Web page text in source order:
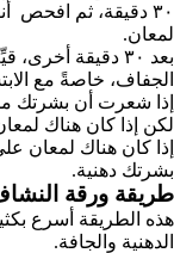
٣٠ دقيقة، ثم افحص
لمعان.
بعد ٣٠ دقيقة
الجفاف، خاصةً مع
إذا شعرت أن بشرتك
لكن إذا كان هناك
إذا كان هناك لمعان
بشرتك دهنية.
طريقة ورقة
هذه الطريقة أسرع
الدهنية والجافة.